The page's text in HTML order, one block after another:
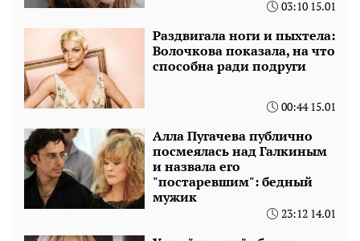
03:10 15.01
Раздвигала ноги и пыхтела:
Волочкова показала, на что
способна ради подруги
00:44 15.01
Алла Пугачева публично
посмеялась над Галкиным
и назвала его
"постаревшим": бедный
мужик
23:12 14.01